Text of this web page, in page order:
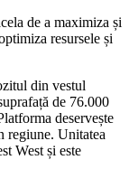
de a maximiza și
resursele și
din vestul
de 76.000
deservește
regiune. Unitatea
West și este